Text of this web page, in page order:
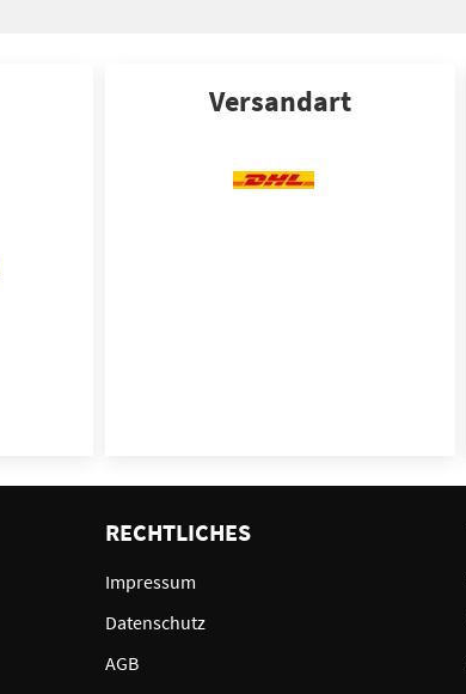
Versandart
RECHTLICHES
Impressum
Datenschutz
AGB